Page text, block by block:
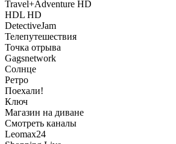
Travel+Adventure HD
HDL HD
DetectiveJam
Телепутешествия
Точка отрыва
Gagsnetwork
Солнце
Ретро
Поехали!
Ключ
Магазин на диване
Смотреть каналы
Leomax24